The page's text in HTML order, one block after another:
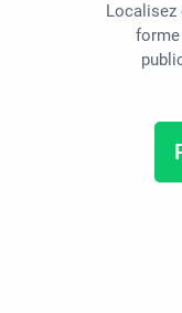
Localisez